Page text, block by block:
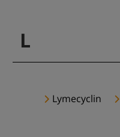
L
Lymecyclin